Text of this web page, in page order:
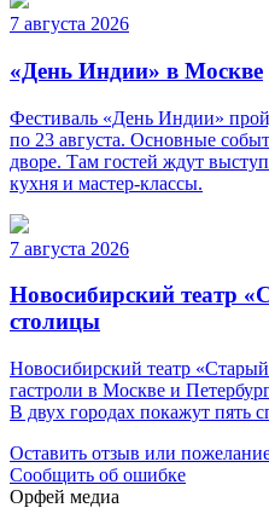
7 августа 2026
«День Индии» в Москве
Фестиваль «День Индии»
по 23 августа. Основные
дворе. Там гостей ждут
кухня и мастер-классы.
7 августа 2026
Новосибирский театр
столицы
Новосибирский театр
гастроли в Москве и
В двух городах покажут пять
Оставить отзыв или
Сообщить об ошибке
Орфей медиа